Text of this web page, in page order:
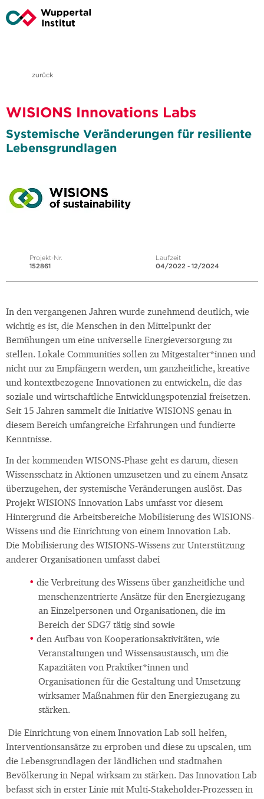
zurück
WISIONS Innovations Labs
Systemische Veränderungen für resiliente
Lebensgrundlagen
Projekt-Nr.
152861
Laufzeit
04/2022 - 12/2024
In den vergangenen Jahren wurde zunehmend deutlich, wie
wichtig es ist, die Menschen in den Mittelpunkt der
Bemühungen um eine universelle Energieversorgung zu
stellen. Lokale Communities sollen zu Mitgestalter*innen und
nicht nur zu Empfängern werden, um ganzheitliche, kreative
und kontextbezogene Innovationen zu entwickeln, die das
soziale und wirtschaftliche Entwicklungspotenzial freisetzen.
Seit 15 Jahren sammelt die Initiative WISIONS genau in
diesem Bereich umfangreiche Erfahrungen und fundierte
Kenntnisse.
In der kommenden WISONS-Phase geht es darum, diesen
Wissensschatz in Aktionen umzusetzen und zu einem Ansatz
überzugehen, der systemische Veränderungen auslöst. Das
Projekt WISIONS Innovation Labs umfasst vor diesem
Hintergrund die Arbeitsbereiche Mobilisierung des WISIONS-
Wissens und die Einrichtung von einem Innovation Lab.
Die Mobilisierung des WISIONS-Wissens zur Unterstützung
anderer Organisationen umfasst dabei
die Verbreitung des Wissens über ganzheitliche und
menschenzentrierte Ansätze für den Energiezugang
an Einzelpersonen und Organisationen, die im
Bereich der SDG7 tätig sind sowie
den Aufbau von Kooperationsaktivitäten, wie
Veranstaltungen und Wissensaustausch, um die
Kapazitäten von Praktiker*innen und
Organisationen für die Gestaltung und Umsetzung
wirksamer Maßnahmen für den Energiezugang zu
stärken.
Die Einrichtung von einem Innovation Lab soll helfen,
Interventionsansätze zu erproben und diese zu upscalen, um
die Lebensgrundlagen der ländlichen und stadtnahen
Bevölkerung in Nepal wirksam zu stärken. Das Innovation Lab
befasst sich in erster Linie mit Multi-Stakeholder-Prozessen in